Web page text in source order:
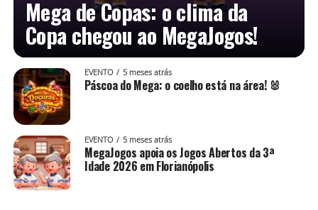
Mega de Copas: o clima da
Copa chegou ao MegaJogos!
EVENTO 5 meses atrás
Páscoa do Mega: o coelho está na área! 🐰
EVENTO 5 meses atrás
MegaJogos apoia os Jogos Abertos da 3ª
Idade 2026 em Florianópolis